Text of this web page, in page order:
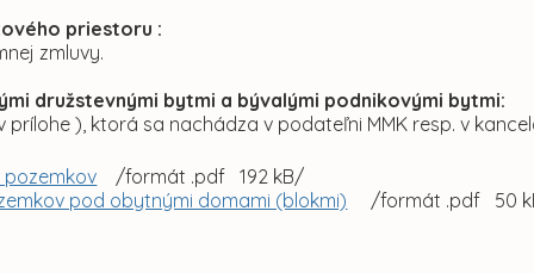
priestoru :
zmluvy.
družstevnými bytmi a bývalými podnikovými bytmi:
), ktorá sa nachádza v podateľni MMK resp. v
/formát .pdf 192 kB/
pod obytnými domami (blokmi)
/formát .pdf 50